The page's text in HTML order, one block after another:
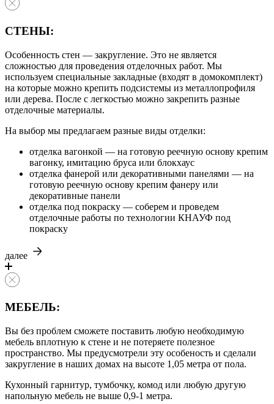
СТЕНЫ:
Особенность стен — закругление. Это не является
сложностью для проведения отделочных работ. Мы
используем специальные закладные (входят в домокомплект)
на которые можно крепить подсистемы из металлопрофиля
или дерева. После с легкостью можно закрепить разные
отделочные материалы.
На выбор мы предлагаем разные виды отделки:
отделка вагонкой — на готовую реечную основу крепим
вагонку, имитацию бруса или блокхаус
отделка фанерой или декоративными панелями — на
готовую реечную основу крепим фанеру или
декоративные панели
отделка под покраску — соберем и проведем
отделочные работы по технологии КНАУФ под
покраску
далее
МЕБЕЛЬ:
Вы без проблем сможете поставить любую необходимую
мебель вплотную к стене и не потеряете полезное
пространство. Мы предусмотрели эту особеность и сделали
закругление в наших домах на высоте 1,05 метра от пола.
Кухонный гарнитур, тумбочку, комод или любую другую
напольную мебель не выше 0,9-1 метра.